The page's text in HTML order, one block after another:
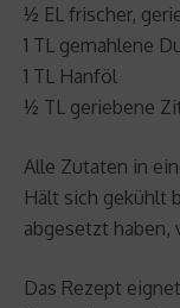
½ EL frischer,
1 TL gemahlene
1 TL Hanföl
½ TL geriebene
Alle Zutaten in
Hält sich gekühlt
abgesetzt haben,
Das Rezept